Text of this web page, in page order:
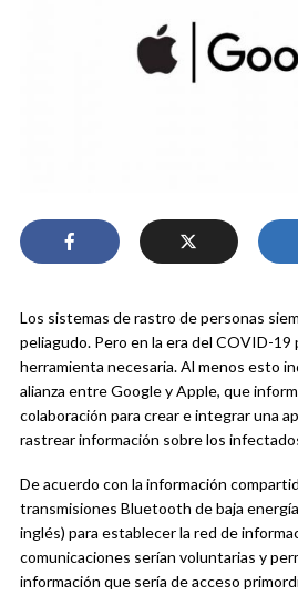
Los sistemas de rastro de personas
peliagudo. Pero en la era del COVID-19
herramienta necesaria. Al menos esto
alianza entre Google y Apple, que
colaboración para crear e integrar una
rastrear información sobre los
De acuerdo con la información
transmisiones Bluetooth de baja
inglés) para establecer la red de
comunicaciones serían voluntarias y
información que sería de acceso